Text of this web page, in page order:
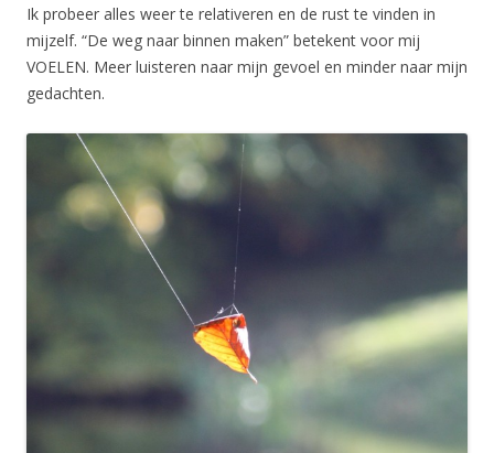
Ik probeer alles weer te relativeren en de rust te vinden in
mijzelf. “De weg naar binnen maken” betekent voor mij
VOELEN. Meer luisteren naar mijn gevoel en minder naar mijn
gedachten.